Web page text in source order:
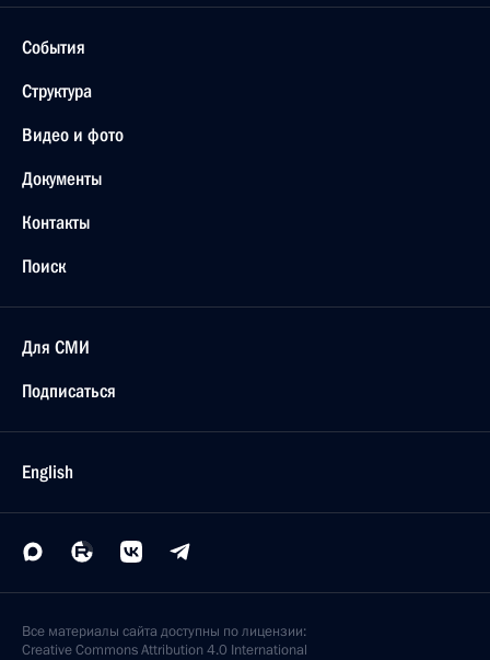
События
Структура
Видео и фото
Документы
Контакты
Поиск
Для СМИ
Подписаться
English
Все материалы сайта доступны по лицензии:
Creative Commons Attribution 4.0 International